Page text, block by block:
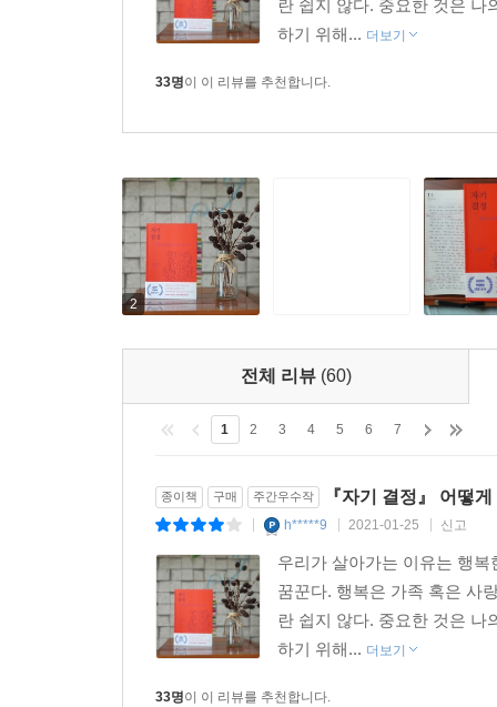
_1장 「자기 결정의 삶이란 무엇일까?」 중에서
《자기 결정》을 읽다 보면, 다른 사람의 시선이
사람을 친밀하게 여기고 애정을 갖기에 그 사람
다른 사람에게 인정을 받고 싶어 하는 등 타인의
내가 어떤 사람인지, 다른 사람들과 어떤 관계를
결정의 삶에서 우리는 진정한 삶의 주인이 될 수
우리 스스로 결정할 수 있다.
란 쉽지 않다. 중요한 것은 나
하기 위해... 더보기
33명이 이 리뷰를 추천합니다.
2
전체 리뷰 (60)
1 2 3 4 5 6 7
종이책 구매 주간우수작 『자기 결정』 어떻
h*****9 2021-01-25 신고
우리가 살아가는 이유는 행
꿈꾼다. 행복은 가족 혹은 사
란 쉽지 않다. 중요한 것은 나
하기 위해... 더보기
33명이 이 리뷰를 추천합니다.